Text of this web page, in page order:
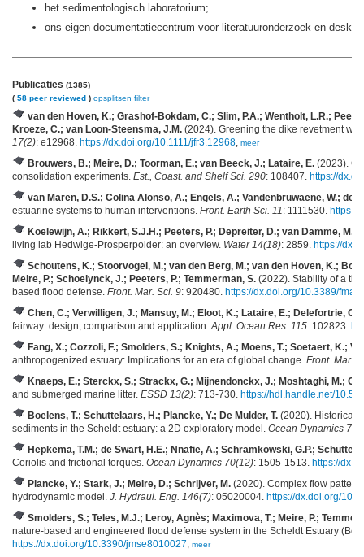
het sedimentologisch laboratorium;
ons eigen documentatiecentrum voor literatuuronderzoek en
Publicaties (1385)
( 58 peer reviewed ) opsplitsen filter
van den Hoven, K.; Grashof-Bokdam, C.; Slim, P.A.; Wentholt, L.R.;
Kroeze, C.; van Loon-Steensma, J.M. (2024). Greening the dike revetment
17(2): e12968. https://dx.doi.org/10.1111/jfr3.12968 meer
Brouwers, B.; Meire, D.; Toorman, E.; van Beeck, J.; Lataire, E. (2023).
consolidation experiments. Est., Coast. and Shelf Sci. 290: 108407. https://
van Maren, D.S.; Colina Alonso, A.; Engels, A.; Vandenbruwaene, W.; de
estuarine systems to human interventions. Front. Earth Sci. 11 : 1111530. https://
Koelewijn, A.; Rikkert, S.J.H.; Peeters, P.; Depreiter, D.; van Damme, M.;
living lab Hedwige-Prosperpolder: an overview. Water 14(18): 2859. https://
Schoutens, K.; Stoorvogel, M.; van den Berg, M.; van den Hoven, K.;
Meire, P.; Schoelynck, J.; Peeters, P.; Temmerman, S. (2022). Stability of a
based flood defense. Front. Mar. Sci. 9: 920480. https://dx.doi.org/10.3389/
Chen, C.; Verwilligen, J.; Mansuy, M.; Eloot, K.; Lataire, E.; Delefortrie, G.
fairway: design, comparison and application. Appl. Ocean Res. 115: 102823.
Fang, X.; Cozzoli, F.; Smolders, S.; Knights, A.; Moens, T.; Soetaert, K.;
anthropogenized estuary: Implications for an era of global change. Front. Mar.
Knaeps, E.; Sterckx, S.; Strackx, G.; Mijnendonckx, J.; Moshtaghi, M.;
and submerged marine litter. ESSD 13(2): 713-730. https://hdl.handle.net/
Boelens, T.; Schuttelaars, H.; Plancke, Y.; De Mulder, T. (2020). Historical
sediments in the Scheldt estuary: a 2D exploratory model. Ocean Dynamics
Hepkema, T.M.; de Swart, H.E.; Nnafie, A.; Schramkowski, G.P.;
Coriolis and frictional torques. Ocean Dynamics 70(12): 1505-1513. https://
Plancke, Y.; Stark, J.; Meire, D.; Schrijver, M. (2020). Complex flow
hydrodynamic model. J. Hydraul. Eng. 146(7): 05020004. https://dx.doi.org/
Smolders, S.; Teles, M.J.; Leroy, Agnès; Maximova, T.; Meire, P.;
nature-based and engineered flood defense system in the Scheldt Estuary
https://dx.doi.org/10.3390/jmse8010027
meer